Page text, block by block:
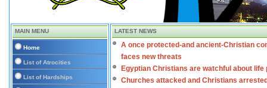
MAIN MENU
Home
List of Atrocities
List of Hardships
LATEST NEWS
A once protected-and ancient-Christian
faces new threats
Egyptian Christians are watchful about life
Churches attacked and Christians